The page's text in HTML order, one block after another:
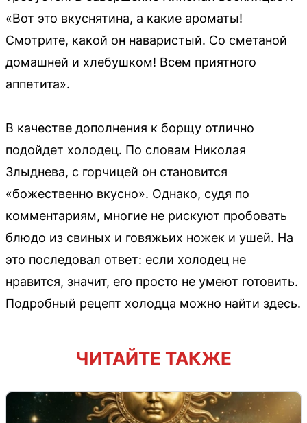
«Вот это вкуснятина, а какие ароматы!
Смотрите, какой он наваристый. Со сметаной
домашней и хлебушком! Всем приятного
аппетита».
В качестве дополнения к борщу отлично
подойдет холодец. По словам Николая
Злыднева, с горчицей он становится
«божественно вкусно». Однако, судя по
комментариям, многие не рискуют пробовать
блюдо из свиных и говяжьих ножек и ушей. На
это последовал ответ: если холодец не
нравится, значит, его просто не умеют готовить.
Подробный рецепт холодца можно найти здесь.
ЧИТАЙТЕ ТАКЖЕ